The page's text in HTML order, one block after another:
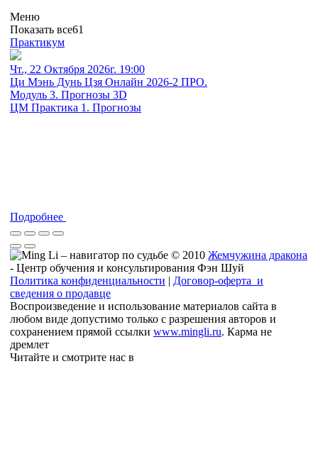
Меню
Показать все61
Практикум
Чт., 22 Октября 2026г. 19:00
Ци Мэнь Дунь Цзя Онлайн 2026-2 ПРО.
Модуль 3. Прогнозы 3D
ЦМ Практика 1. Прогнозы
Подробнее
© 2010 Жемчужина дракона
- Центр обучения и консультирования Фэн Шуй
Политика конфиденциальности | Договор-оферта и
сведения о продавце
Воспроизведение и использование материалов сайта в
любом виде допустимо только с разрешения авторов и
сохранением прямой ссылки www.mingli.ru. Карма не
дремлет
Читайте и смотрите нас в